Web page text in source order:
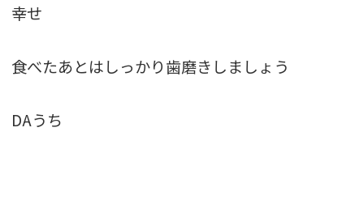
幸せ
食べたあとはしっかり歯磨きしましょう
DAうち